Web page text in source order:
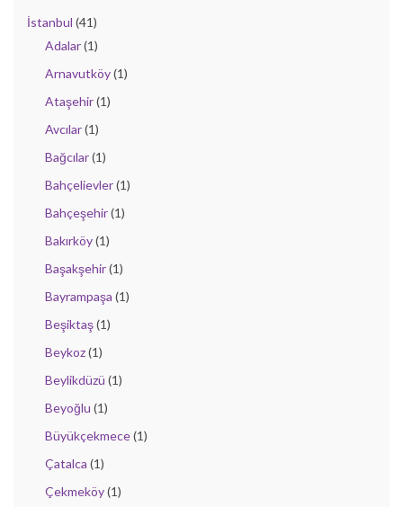
İstanbul (41)
Adalar(1)
Arnavutköy(1)
Ataşehir(1)
Avcılar(1)
Bağcılar(1)
Bahçelievler(1)
Bahçeşehir(1)
Bakırköy(1)
Başakşehir(1)
Bayrampaşa (1)
Beşiktaş(1)
Beykoz(1)
Beylikdüzü (1)
Beyoğlu (1)
Büyükçekmece(1)
Çatalca (1)
Çekmeköy(1)